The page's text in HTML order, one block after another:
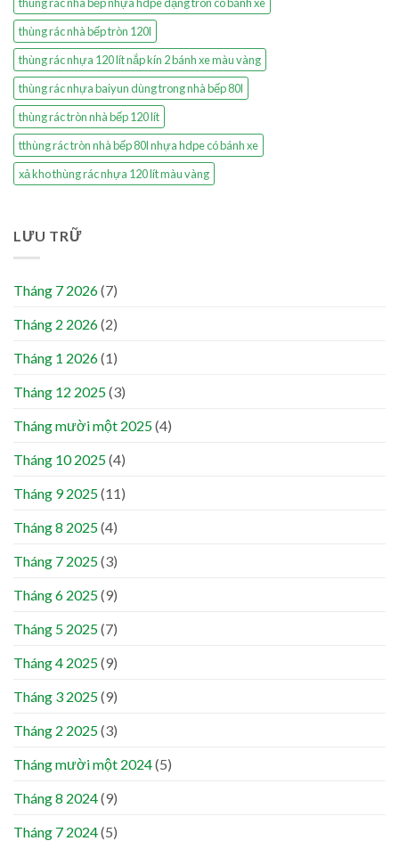
thùng rác nhà bếp nhựa hdpe dạng tròn có bánh xe
thùng rác nhà bếp tròn 120l
thùng rác nhựa 120 lít nắp kín 2 bánh xe màu vàng
thùng rác nhựa baiyun dùng trong nhà bếp 80l
thùng rác tròn nhà bếp 120 lít
tthùng rác tròn nhà bếp 80l nhựa hdpe có bánh xe
xả kho thùng rác nhựa 120 lít màu vàng
LƯU TRỮ
Tháng 7 2026(7)
Tháng 2 2026(2)
Tháng 1 2026(1)
Tháng 12 2025(3)
Tháng mười một 2025(4)
Tháng 10 2025(4)
Tháng 9 2025(11)
Tháng 8 2025(4)
Tháng 7 2025(3)
Tháng 6 2025(9)
Tháng 5 2025(7)
Tháng 4 2025(9)
Tháng 3 2025(9)
Tháng 2 2025(3)
Tháng mười một 2024(5)
Tháng 8 2024(9)
Tháng 7 2024(5)